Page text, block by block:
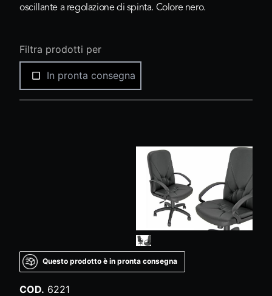
oscillante a regolazione di spinta. Colore nero.
Filtra prodotti per
In pronta consegna
Questo prodotto è in pronta consegna
COD. 6221